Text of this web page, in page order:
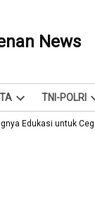
News
dan Info
Open
dropdown
TNI-POLRI
Edukasi untuk